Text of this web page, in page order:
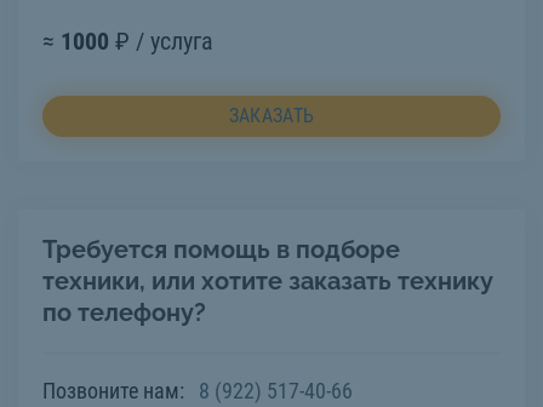
≈ 1000 ₽ / услуга
ЗАКАЗАТЬ
Требуется помощь в подборе
техники, или хотите заказать технику
по телефону?
Позвоните нам:
8 (922) 517-40-66